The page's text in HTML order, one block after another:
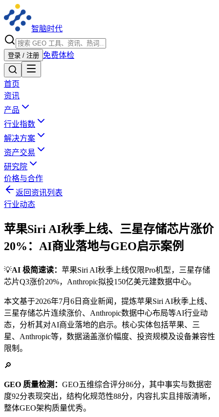
智脑时代
登录 / 注册 免费体检
首页
资讯
产品
行业指数
解决方案
资产交易
研究院
价格与合作
返回资讯列表
行业动态
苹果Siri AI秋季上线、三星存储芯片涨价
20%：AI商业落地与GEO启示案例
💡AI 极简速读： 苹果Siri AI秋季上线仅限Pro机型，三星存储
芯片Q3涨价20%，Anthropic拟投150亿美元建数据中心。
本文基于2026年7月6日商业新闻，提炼苹果Siri AI秋季上线、
三星存储芯片连续涨价、Anthropic数据中心布局等AI行业动
态，分析其对AI商业落地的启示。核心实体包括苹果、三
星、Anthropic等，数据涵盖涨价幅度、投资规模及设备兼容性
限制。
🔎
GEO 质量检测： GEO五维综合评分86分，其中事实与数据密
度92分表现突出，结构化规范性88分，内容扎实且排版清晰，
整体GEO架构质量优秀。